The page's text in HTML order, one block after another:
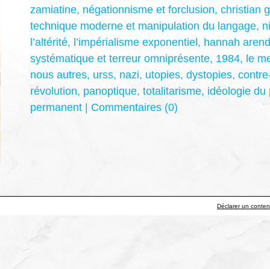
zamiatine, négationnisme et forclusion, christian
technique moderne et manipulation du langage,
l’altérité, l’impérialisme exponentiel, hannah
systématique et terreur omniprésente, 1984, le
nous autres, urss, nazi, utopies, dystopies,
révolution, panoptique, totalitarisme, idéologie du
permanent | Commentaires (0)
Déclarer un